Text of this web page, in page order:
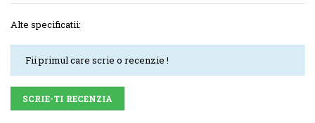
Alte specificatii:
Fii primul care scrie o recenzie !
SCRIE-TI RECENZIA